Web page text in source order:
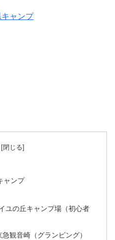
ャンプ
ャンプ
ユの丘キャンプ場（初心者
観音崎（グランピング）